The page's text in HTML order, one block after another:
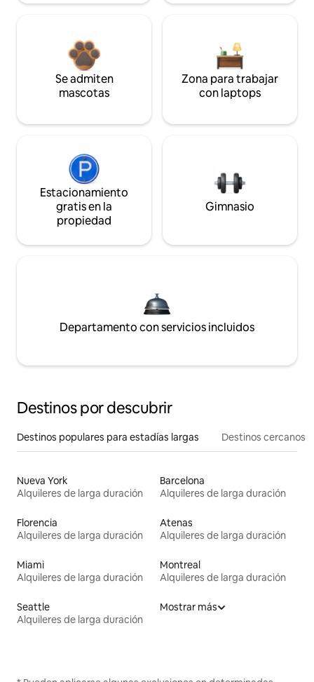
Se admiten
mascotas
Zona para trabajar
con laptops
Estacionamiento
gratis en la
propiedad
Gimnasio
Departamento con servicios incluidos
Destinos por descubrir
Destinos populares para estadías largas Destinos cercanos
Nueva York
Alquileres de larga duración
Barcelona
Alquileres de larga duración
Florencia
Alquileres de larga duración
Atenas
Alquileres de larga duración
Miami
Alquileres de larga duración
Montreal
Alquileres de larga duración
Seattle
Alquileres de larga duración
Mostrar más